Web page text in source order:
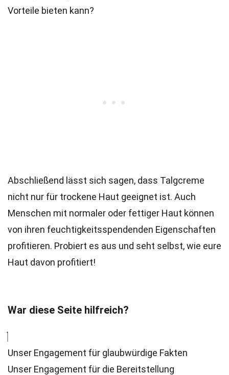
Vorteile bieten kann?
Abschließend lässt sich sagen, dass Talgcreme
nicht nur für trockene Haut geeignet ist. Auch
Menschen mit normaler oder fettiger Haut können
von ihren feuchtigkeitsspendenden Eigenschaften
profitieren. Probiert es aus und seht selbst, wie eure
Haut davon profitiert!
War diese Seite hilfreich?
Unser Engagement für glaubwürdige Fakten
Unser Engagement für die Bereitstellung